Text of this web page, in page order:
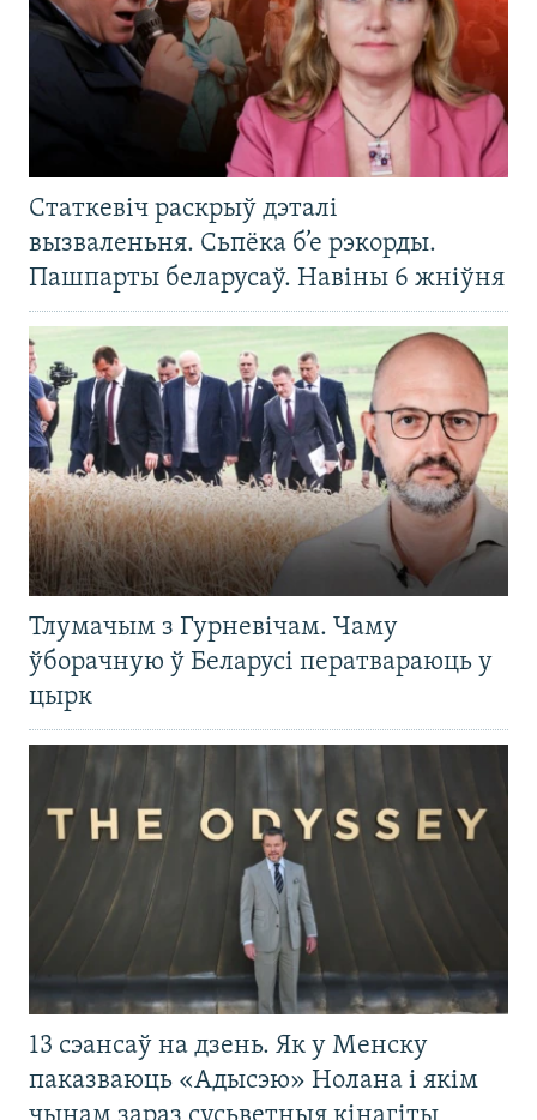
Статкевіч раскрыў дэталі
вызваленьня. Сьпёка б’е рэкорды.
Пашпарты беларусаў. Навіны 6 жніўня
Тлумачым з Гурневічам. Чаму
ўборачную ў Беларусі ператвараюць у
цырк
13 сэансаў на дзень. Як у Менску
паказваюць «Адысэю» Нолана і якім